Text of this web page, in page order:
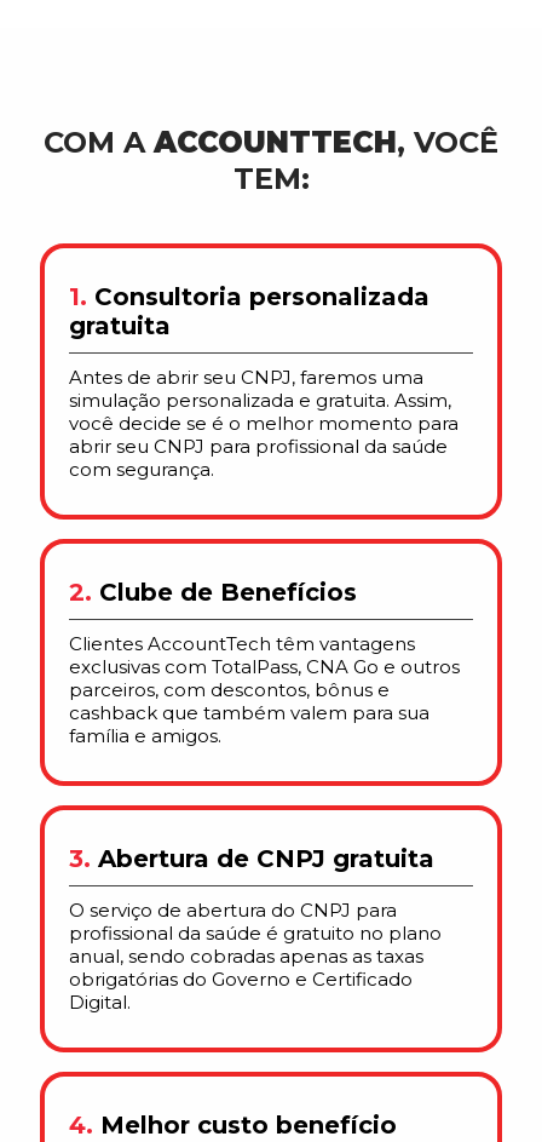
COM AACCOUNTTECH, VOCÊ
TEM:
1. Consultoria personalizada
gratuita
Antes de abrir seu CNPJ, faremos uma
simulação personalizada e gratuita. Assim,
você decide se é o melhor momento para
abrir seu CNPJ para profissional da saúde
com segurança.
2. Clube de Benefícios
Clientes AccountTech têm vantagens
exclusivas com TotalPass, CNA Go e outros
parceiros, com descontos, bônus e
cashback que também valem para sua
família e amigos.
3. Abertura de CNPJ gratuita
O serviço de abertura do CNPJ para
profissional da saúde é gratuito no plano
anual, sendo cobradas apenas as taxas
obrigatórias do Governo e Certificado
Digital.
4. Melhor custo benefício